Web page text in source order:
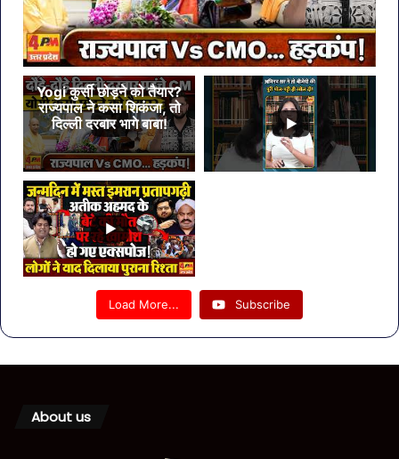
Yogi कुर्सी छोड़ने को तैयार?
राज्यपाल ने कसा शिकंजा, तो
दिल्ली दरबार भागे बाबा!
Load More... Subscribe
About us